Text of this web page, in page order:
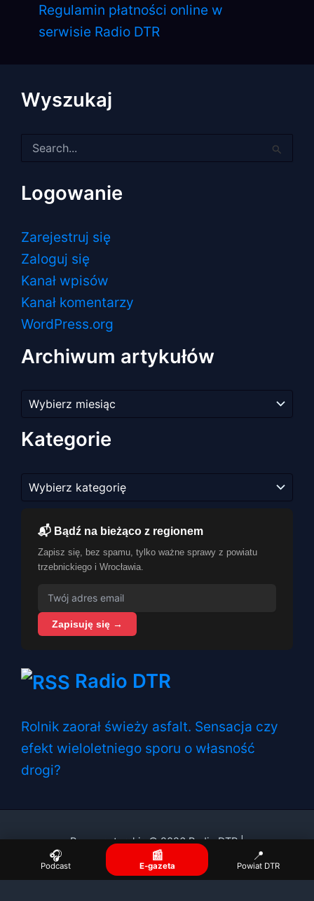
Regulamin płatności online w
serwisie Radio DTR
Wyszukaj
dla:
Logowanie
Zarejestruj się
Zaloguj się
Kanał wpisów
Kanał komentarzy
WordPress.org
Archiwum artykułów
artykułów
Kategorie
📬 Bądź na bieżąco z regionem
Zapisz się, bez spamu, tylko ważne sprawy z powiatu
trzebnickiego i Wrocławia.
Zapisuję się →
Radio DTR
Rolnik zaorał świeży asfalt. Sensacja czy
efekt wieloletniego sporu o własność
drogi?
Prawa autorskie © 2026 Radio DTR |
🎧
Podcast
📰
E-gazeta
📍
Powiat DTR